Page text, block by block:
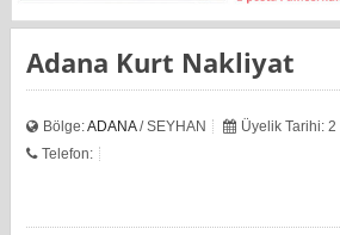
Adana Kurt Nakliyat
Bölge:ADANA/ SEYHAN
Üyelik Tarihi:
Telefon: